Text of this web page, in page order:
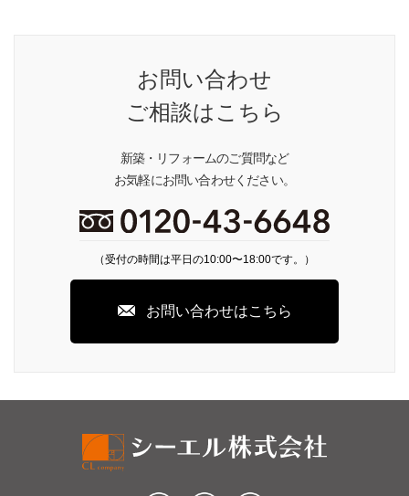
お問い合わせ
ご相談はこちら
新築・リフォームのご質問など
お気軽にお問い合わせください。
（受付の時間は平日の10:00〜18:00です。）
お問い合わせはこちら